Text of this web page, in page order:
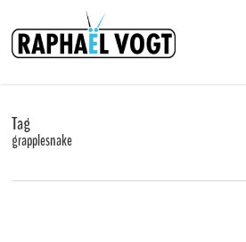
main
content
Tag
grapplesnake